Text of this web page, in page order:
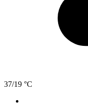
37/19 °C